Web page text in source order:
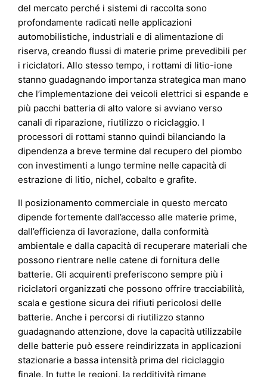
del mercato perché i sistemi di raccolta sono
profondamente radicati nelle applicazioni
automobilistiche, industriali e di alimentazione di
riserva, creando flussi di materie prime prevedibili per
i riciclatori. Allo stesso tempo, i rottami di litio-ione
stanno guadagnando importanza strategica man mano
che l’implementazione dei veicoli elettrici si espande e
più pacchi batteria di alto valore si avviano verso
canali di riparazione, riutilizzo o riciclaggio. I
processori di rottami stanno quindi bilanciando la
dipendenza a breve termine dal recupero del piombo
con investimenti a lungo termine nelle capacità di
estrazione di litio, nichel, cobalto e grafite.
Il posizionamento commerciale in questo mercato
dipende fortemente dall’accesso alle materie prime,
dall’efficienza di lavorazione, dalla conformità
ambientale e dalla capacità di recuperare materiali che
possono rientrare nelle catene di fornitura delle
batterie. Gli acquirenti preferiscono sempre più i
riciclatori organizzati che possono offrire tracciabilità,
scala e gestione sicura dei rifiuti pericolosi delle
batterie. Anche i percorsi di riutilizzo stanno
guadagnando attenzione, dove la capacità utilizzabile
delle batterie può essere reindirizzata in applicazioni
stazionarie a bassa intensità prima del riciclaggio
finale. In tutte le regioni, la redditività rimane